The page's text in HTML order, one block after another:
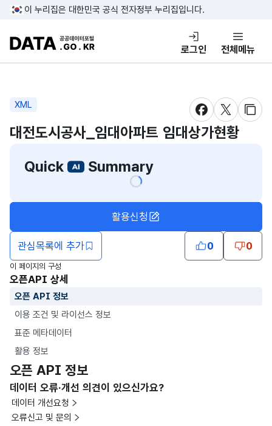
콘텐츠 바로가기
푸터 바로가기
이 누리집은 대한민국 공식 전자정부 누리집입니다.
DATA.GO.KR 공공데이터포털
로그인 전체메뉴
XML
새창 열림새창 열림
새창
대전도시공사_임대아파트 임대상가현황
Quick
Summary
관심목록에 추가
활용신청
0 0
이 페이지의 구성
오픈API 상세
오픈 API 정보
이용 조건 및 라이선스 정보
표준 메타데이터
활용 정보
오픈 API 정보
데이터 오류·개선 의견이 있으신가요?
데이터 개선요청
오류신고 및 문의